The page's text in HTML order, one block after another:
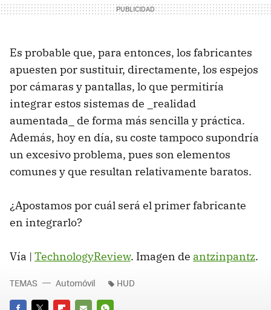
Es probable que, para entonces, los fabricantes
apuesten por sustituir, directamente, los espejos
por cámaras y pantallas, lo que permitiría
integrar estos sistemas de _realidad
aumentada_ de forma más sencilla y práctica.
Además, hoy en día, su coste tampoco supondría
un excesivo problema, pues son elementos
comunes y que resultan relativamente baratos.
¿Apostamos por cuál será el primer fabricante
en integrarlo?
Vía | TechnologyReview. Imagen de antzinpantz.
TEMAS Automóvil HUD